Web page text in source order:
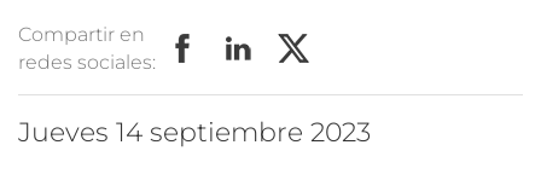
Compartir en
redes sociales:
jueves 14 septiembre 2023